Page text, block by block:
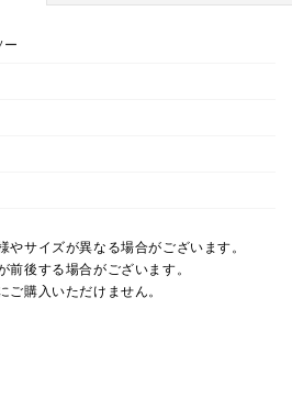
ー
サイズが異なる場合がございます。
後する場合がございます。
購入いただけません。